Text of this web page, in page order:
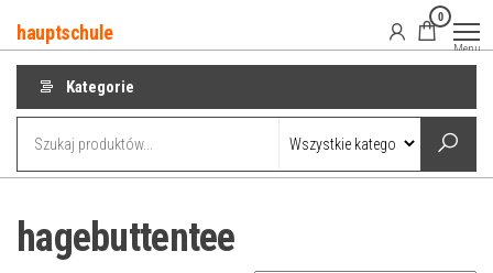
do
treści
hauptschule
0
Menu
Kategorie
hagebuttentee